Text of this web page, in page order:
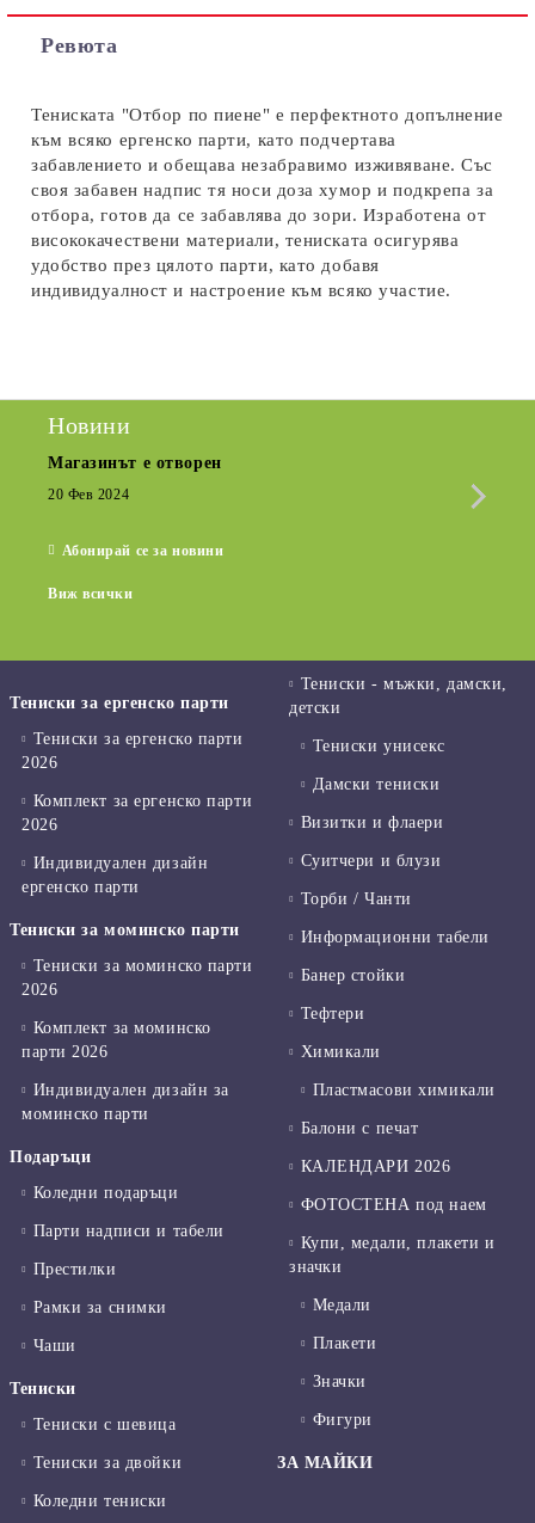
Ревюта
Тениската "Отбор по пиене" е перфектното допълнение
към всяко ергенско парти, като подчертава
забавлението и обещава незабравимо изживяване. Със
своя забавен надпис тя носи доза хумор и подкрепа за
отбора, готов да се забавлява до зори. Изработена от
висококачествени материали, тениската осигурява
удобство през цялото парти, като добавя
индивидуалност и настроение към всяко участие.
Новини
Магазинът е отворен
20 Фев 2024
Абонирай се за новини
Виж всички
Тениски за ергенско парти
Тениски за ергенско парти
2026
Комплект за ергенско парти
2026
Индивидуален дизайн
ергенско парти
Тениски за моминско парти
Тениски за моминско парти
2026
Комплект за моминско
парти 2026
Индивидуален дизайн за
моминско парти
Подаръци
Коледни подаръци
Парти надписи и табели
Престилки
Рамки за снимки
Чаши
Тениски
Тениски с шевица
Тениски за двойки
Коледни тениски
Тениски - мъжки, дамски,
детски
Тениски унисекс
Дамски тениски
Визитки и флаери
Суитчери и блузи
Торби / Чанти
Информационни табели
Банер стойки
Тефтери
Химикали
Пластмасови химикали
Балони с печат
КАЛЕНДАРИ 2026
ФОТОСТЕНА под наем
Купи, медали, плакети и
значки
Медали
Плакети
Значки
Фигури
ЗА МАЙКИ